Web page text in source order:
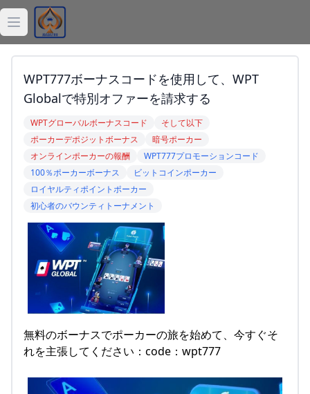
Open main menu
ジョーカー
デッキ
バラトロ
Balatro計算機
Balatro記事
WPT777ボーナスコードを使用して、WPT
Globalで特別オファーを請求する
WPTグローバルボーナスコード
そして以下
ポーカーデポジットボーナス
暗号ポーカー
オンラインポーカーの報酬
WPT777プロモーションコード
100％ポーカーボーナス
ビットコインポーカー
ロイヤルティポイントポーカー
初心者のバウンティトーナメント
無料のボーナスでポーカーの旅を始めて、今すぐそ
れを主張してください：code：wpt777